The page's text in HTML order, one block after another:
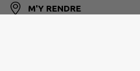
M'Y RENDRE